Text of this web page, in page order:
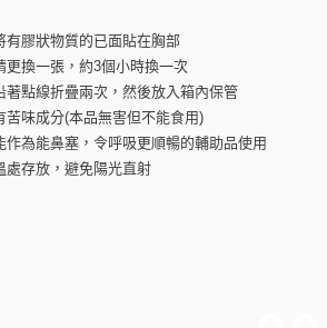
有膠狀物質的已面貼在胸部
更換一張，約3個小時換一次
著點線折疊兩次，然後放入箱內保管
味成分(本品無害但不能食用)
為能鼻塞，令呼吸更順暢的輔助品使用
處存放，避免陽光直射